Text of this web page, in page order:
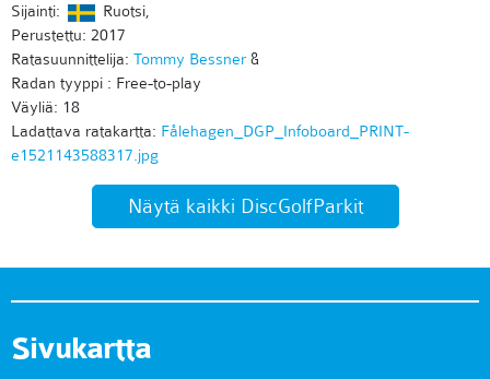
Sijainti:
Ruotsi,
Perustettu: 2017
Ratasuunnittelija: Tommy Bessner&
Radan tyyppi : Free-to-play
Väyliä: 18
Ladattava ratakartta: Fålehagen_DGP_Infoboard_PRINT-
e1521143588317.jpg
Näytä kaikki DiscGolfParkit
Sivukartta